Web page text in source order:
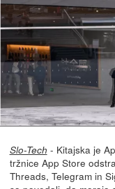
Slo-Tech - Kitajska je
tržnice App Store
Threads, Telegram in